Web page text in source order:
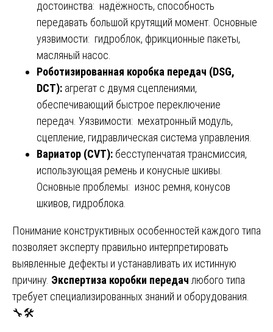
достоинства: надёжность, способность
передавать большой крутящий момент. Основные
уязвимости: гидроблок, фрикционные пакеты,
масляный насос.
Роботизированная коробка передач (DSG,
DCT): агрегат с двумя сцеплениями,
обеспечивающий быстрое переключение
передач. Уязвимости: мехатронный модуль,
сцепление, гидравлическая система управления.
Вариатор (CVT): бесступенчатая трансмиссия,
использующая ремень и конусные шкивы.
Основные проблемы: износ ремня, конусов
шкивов, гидроблока.
Понимание конструктивных особенностей каждого типа
позволяет эксперту правильно интерпретировать
выявленные дефекты и устанавливать их истинную
причину. Экспертиза коробки передач любого типа
требует специализированных знаний и оборудования.
🔧🛠️